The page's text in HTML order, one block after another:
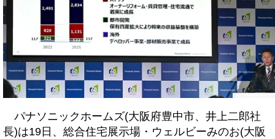
パナソニックホームズ(大阪府豊中市、井上二郎社
長)は19日、総合住宅展示場・ウェルビーみのお(大阪